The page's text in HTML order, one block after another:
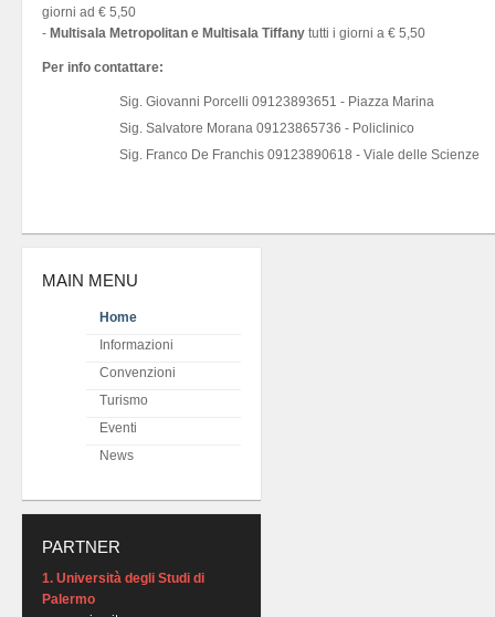
giorni ad € 5,50
- Multisala Metropolitan e Multisala Tiffany tutti i giorni a € 5,50
Per info contattare:
Sig. Giovanni Porcelli 09123893651 - Piazza Marina
Sig. Salvatore Morana 09123865736 - Policlinico
Sig. Franco De Franchis 09123890618 - Viale delle Scienze
MAIN MENU
Home
Informazioni
Convenzioni
Turismo
Eventi
News
PARTNER
1. Università degli Studi di
Palermo